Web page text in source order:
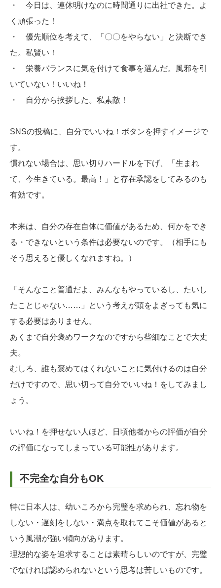
・ 今日は、連休明けなのに時間通りに出社できた。よ
く頑張った！
・ 優先順位を考えて、「〇〇をやらない」と決断でき
た。私賢い！
・ 栄養バランスに気を付けて食事を選んだ。風邪を引
いていない！いいね！
・ 自分から挨拶した。私素敵！
SNSの投稿に、自分でいいね！ボタンを押すイメージで
す。
慣れない場合は、思い切りハードルを下げ、「生まれ
て、今生きている。最高！」と存在承認をしてみるのも
有効です。
本来は、自分の存在自体に価値があるため、何かをでき
る・できないという条件は必要ないのです。（相手にも
そう思えると優しくなれますね。）
「そんなこと普通だよ、みんなもやっているし、たいし
たことじゃない……」という考えが頭をよぎっても気に
する必要はありません。
あくまで自分褒めワークなのですから些細なことで大丈
夫。
むしろ、誰も褒めてはくれないことに気付けるのは自分
だけですので、思い切って自分でいいね！をしてみまし
ょう。
いいね！を押せない人ほど、日頃他者からの評価が自分
の評価になってしまっている可能性があります。
不完全な自分もOK
特に日本人は、幼いころから完璧を求められ、忘れ物を
しない・遅刻をしない・満点を取れてこそ価値があると
いう風潮が強い傾向があります。
理想的な姿を追求することは素晴らしいのですが、完璧
でなければ認められないという思考は苦しいものです。